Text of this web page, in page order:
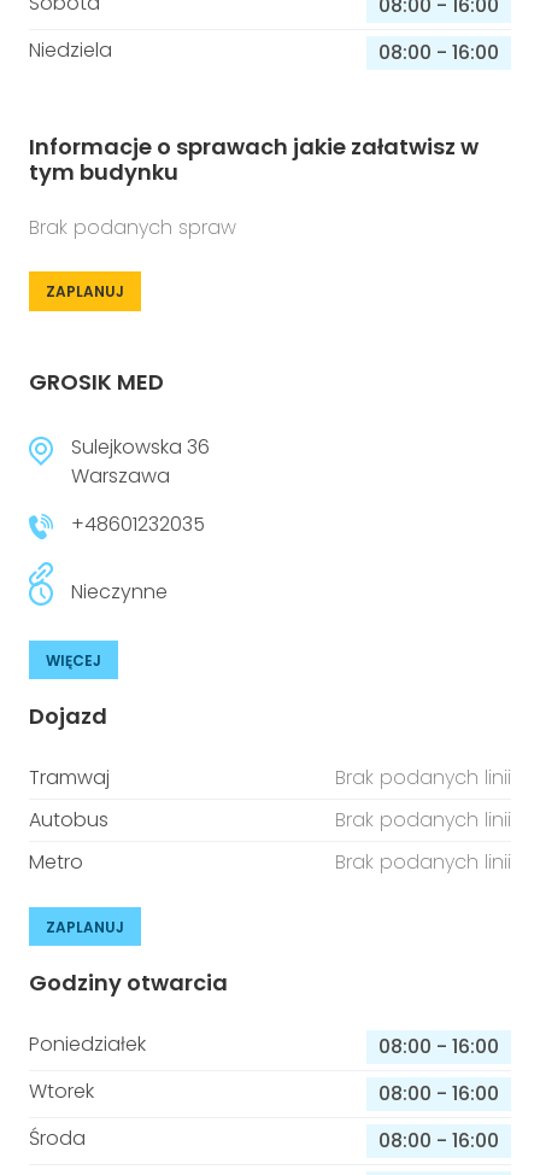
Niedziela
08:00 - 16:00
Informacje o sprawach jakie załatwisz w
tym budynku
Brak podanych spraw
ZAPLANUJ
GROSIK MED
Sulejkowska 36
Warszawa
+48601232035
Nieczynne
WIĘCEJ
Dojazd
Tramwaj
Brak podanych linii
Autobus
Brak podanych linii
Metro
Brak podanych linii
ZAPLANUJ
Godziny otwarcia
Poniedziałek 08:00 - 16:00
Wtorek
08:00 - 16:00
Środa
08:00 - 16:00